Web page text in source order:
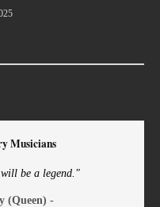
Musicians
be a legend."
(Queen) -